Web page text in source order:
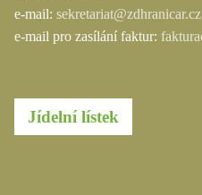
e-mail: sekretariat@zdhranicar.cz
e-mail pro zasílání faktur:
Jídelní lístek